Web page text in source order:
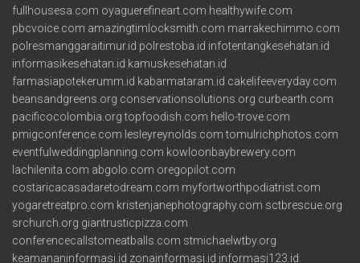
fullhousesa.com oyaguerefineart.com healthywife.com
pbcvoice.com amazingtimlocksmith.com marrakechimmo.com
polresmanggaraitimur.id polrestoba.id infotentangkesehatan.id
informasikesehatan.id kamuskesehatan.id
farmasiapotekerumm.id kabarmataram.id cakelifeeveryday.com
beansandgreens.org conservationsolutions.org curbearth.com
pacificocolombia.org topfoodish.com hello-trove.com
pmigconference.com lesleyreynolds.com tomulrichphotos.com
eventfulweddingplanning.com kowloonbaybrewery.com
lachilenita.com abgolo.com oregopilot.com
costaricacasadaretodream.com myfortworthpodiatrist.com
yogaretreatpro.com kristenjanephotography.com sctbrescue.org
srchurch.org giantrusticpizza.com
conferencecallstomeatballs.com stmichaelwtby.org
keamananinformasi.id zonainformasi.id informasi123.id